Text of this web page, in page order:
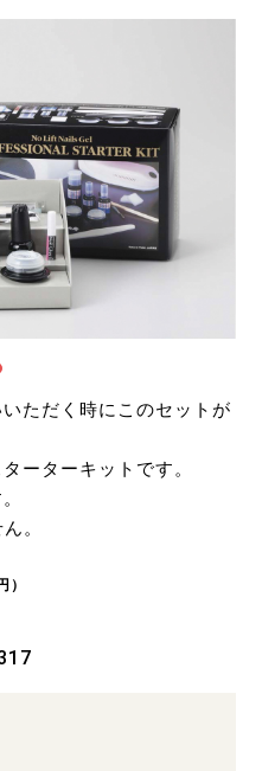
ただく時にこのセットが
ーターキットです。
。
）